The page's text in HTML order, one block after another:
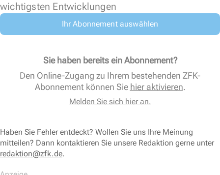
wichtigsten Entwicklungen
Ihr Abonnement auswählen
Sie haben bereits ein Abonnement?
Den Online-Zugang zu Ihrem bestehenden ZFK-
Abonnement können Sie hier aktivieren.
Melden Sie sich hier an.
Haben Sie Fehler entdeckt? Wollen Sie uns Ihre Meinung
mitteilen? Dann kontaktieren Sie unsere Redaktion gerne unter
redaktion@zfk.de.